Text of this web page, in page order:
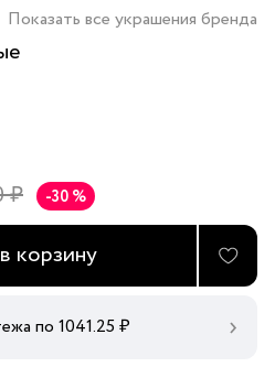
Показать все украшения бренда
₽ -30 %
корзину
по 1041.25 ₽